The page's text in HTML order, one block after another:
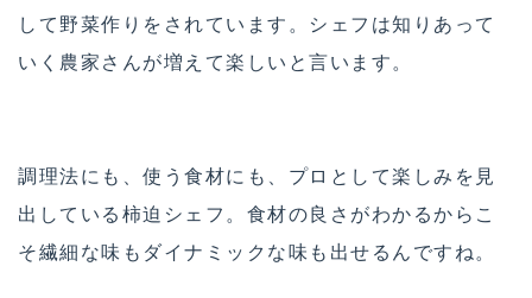
して野菜作りをされています。シェフは知りあって
いく農家さんが増えて楽­しいと言います。
調理法にも、使う食材にも、プロとして楽しみを見
出している柿迫シェフ。食材の良さがわかるからこ
そ繊細な味もダイナミックな味も出せるんですね。